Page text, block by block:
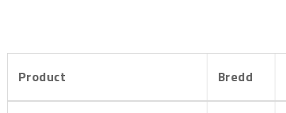
Product Bredd